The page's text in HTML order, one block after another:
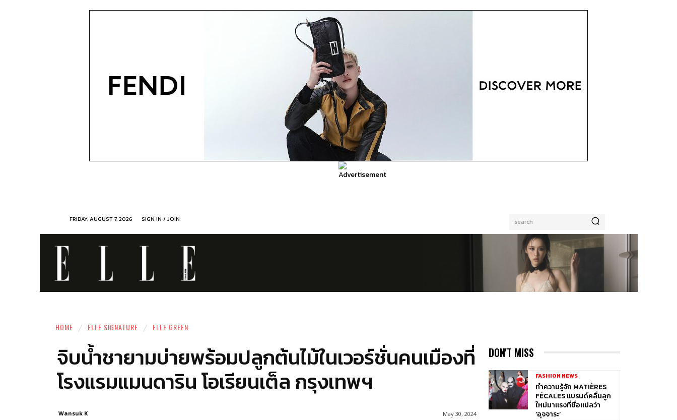
FRIDAY, AUGUST 7, 2026 search
SIGN IN / JOIN
HOME ELLE SIGNATURE ELLE GREEN
จิบน้ำชายามบ่ายพร้อมปลูกต้นไม้ในเวอร์ชั่นคนเมืองที่
โรงแรมแมนดาริน โอเรียนเต็ล กรุงเทพฯ
May 30, 2024
Wansuk K
DON'T MISS
FASHION NEWS
ทำความรู้จัก MATIÈRES
FÉCALES แบรนด์คลื่นลูก
ใหม่มาแรงที่ชื่อแปลว่า
‘อุจจาระ’